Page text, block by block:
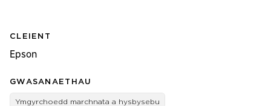
CLEIENT
Epson
GWASANAETHAU
Ymgyrchoedd marchnata a hysbysebu